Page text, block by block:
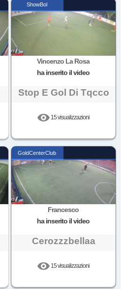
ShowBol
Vincenzo La Rosa
ha inserito il video
Stop E Gol Di Tqcco
15 visualizzazioni
GoldCenterClub
Francesco
ha inserito il video
Cerozzzbellaa
15 visualizzazioni